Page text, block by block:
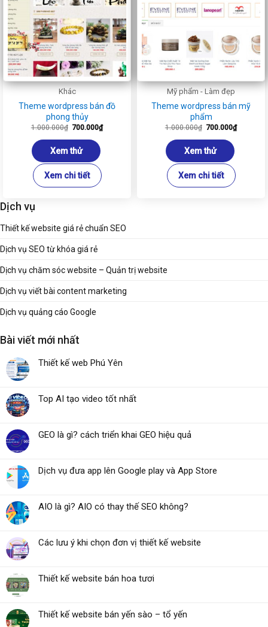
Khác
Theme wordpress bán đồ
phong thủy
1.000.000₫ Giá
là:
1.000.000₫.
700.000₫Giá
hiện
Xem thử
Xem chi tiết
Mỹ phẩm - Làm đẹp
Theme wordpress bán mỹ
phẩm
1.000.000₫ Giá
là:
1.000.000₫.
700.000₫Giá
hiện
Xem thử
Xem chi tiết
Dịch vụ
Thiết kế website giá rẻ chuẩn SEO
Dịch vụ SEO từ khóa giá rẻ
Dịch vụ chăm sóc website – Quản trị website
Dịch vụ viết bài content marketing
Dịch vụ quảng cáo Google
Bài viết mới nhất
Thiết kế web Phú Yên
Top AI tạo video tốt nhất
GEO là gì? cách triển khai GEO hiệu quả
Dịch vụ đưa app lên Google play và App Store
AIO là gì? AIO có thay thế SEO không?
Các lưu ý khi chọn đơn vị thiết kế website
Thiết kế website bán hoa tươi
Thiết kế website bán yến sào – tổ yến